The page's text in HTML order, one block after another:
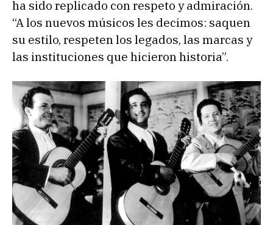
ha sido replicado con respeto y admiración.
“A los nuevos músicos les decimos: saquen
su estilo, respeten los legados, las marcas y
las instituciones que hicieron historia”.